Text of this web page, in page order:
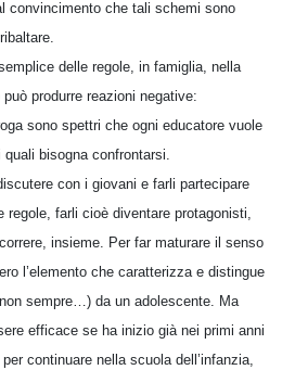
convincimento che tali schemi sono
delle regole, in famiglia, nella
produrre reazioni negative:
sono spettri che ogni educatore vuole
bisogna confrontarsi.
con i giovani e farli partecipare
regole, farli cioè diventare protagonisti,
insieme. Per far maturare il senso
l’elemento che caratterizza e distingue
sempre…) da un adolescente. Ma
efficace se ha inizio già nei primi anni
continuare nella scuola dell’infanzia,